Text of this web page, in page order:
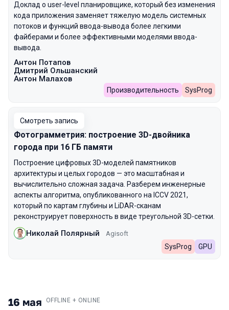
Доклад о user-level планировщике, который без изменения
кода приложения заменяет тяжелую модель системных
потоков и функций ввода-вывода более легкими
файберами и более эффективными моделями ввода-
вывода.
Антон Потапов
Дмитрий Ольшанский
Антон Малахов
Производительность SysProg
Смотреть запись
Фотограмметрия: построение 3D-двойника
города при 16 ГБ памяти
Построение цифровых 3D-моделей памятников
архитектуры и целых городов — это масштабная и
вычислительно сложная задача. Разберем инженерные
аспекты алгоритма, опубликованного на ICCV 2021,
который по картам глубины и LiDAR-сканам
реконструирует поверхность в виде треугольной 3D-сетки.
Николай Полярный Agisoft
SysProg GPU
16 мая .OFFLINE + ONLINE